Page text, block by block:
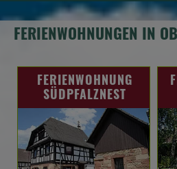
Zum Hauptinhalt springen
FERIENWOHNUNGEN IN
FERIENWOHNUNG
SÜDPFALZNEST